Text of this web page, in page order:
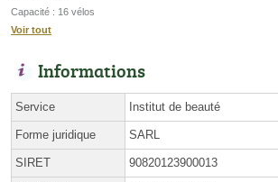
Capacité : 16 vélos
Voir tout
Informations
Service Institut de beauté
Forme juridique SARL
SIRET 90820123900013